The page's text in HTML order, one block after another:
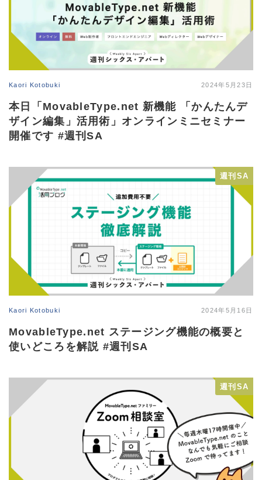
Kaori Kotobuki 2024年5月23日
本日「MovableType.net 新機能 「かんたんデ
ザイン編集」活用術」オンラインミニセミナー
開催です #週刊SA
週刊SA
Kaori Kotobuki 2024年5月16日
MovableType.net ステージング機能の概要と
使いどころを解説 #週刊SA
週刊SA